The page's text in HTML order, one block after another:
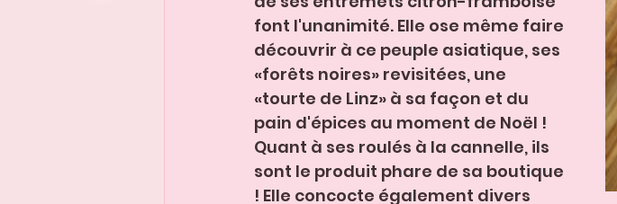
font l'unanimité. Elle ose même faire
découvrir à ce peuple asiatique, ses
«forêts noires» revisitées, une
«tourte de Linz» à sa façon et du
pain d'épices au moment de Noël !
Quant à ses roulés à la cannelle, ils
sont le produit phare de sa boutique
! Elle concocte également divers